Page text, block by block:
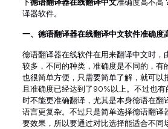
译器软件。
一、 德语翻译器在线翻译中文软件准确度
德语翻译器在线软件在用来翻译中文时，
较多，不同的种类，准确度是不同的，有
也很简单方便，只需要简单了解，就可以
且准确度已经达到了90%以上。不过也
时不能更准确翻译，尤其是本身德语在翻
语言更复杂。不过只是简单选择德语翻译
要效果，所以要通过对比选择能适合不同